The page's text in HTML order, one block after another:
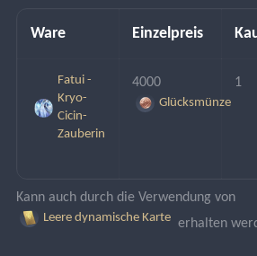
Ware Einzelpreis
Fatui -
Kryo-
Cicin-
Zauberin
4000
Glücksmünze
1
Kann auch durch die Verwendung von
Leere dynamische Karte erhalten